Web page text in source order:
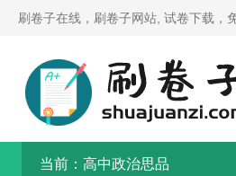
刷卷子在线，刷卷子网站, 试卷下载，
当前： 高中政治思品